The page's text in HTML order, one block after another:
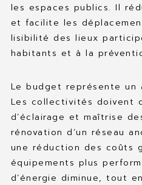
les espaces publics. Il
et facilite les
lisibilité des lieux
habitants et à la
Le budget représente un
Les collectivités doivent
d’éclairage et maîtrise
rénovation d’un réseau
une réduction des coûts
équipements plus
d’énergie diminue, tout